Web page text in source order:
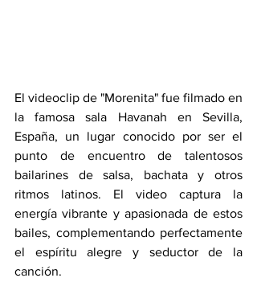
El videoclip de "Morenita" fue filmado en
la famosa sala Havanah en Sevilla,
España, un lugar conocido por ser el
punto de encuentro de talentosos
bailarines de salsa, bachata y otros
ritmos latinos. El video captura la
energía vibrante y apasionada de estos
bailes, complementando perfectamente
el espíritu alegre y seductor de la
canción.